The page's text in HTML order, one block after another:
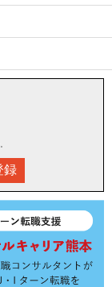
録